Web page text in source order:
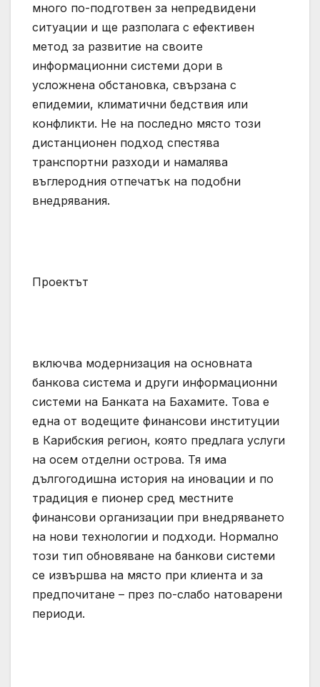
много по-подготвен за непредвидени
ситуации и ще разполага с ефективен
метод за развитие на своите
информационни системи дори в
усложнена обстановка, свързана с
епидемии, климатични бедствия или
конфликти. Не на последно място този
дистанционен подход спестява
транспортни разходи и намалява
въглеродния отпечатък на подобни
внедрявания.
Проектът
включва модернизация на основната
банкова система и други информационни
системи на Банката на Бахамите. Това е
една от водещите финансови институции
в Карибския регион, която предлага услуги
на осем отделни острова. Тя има
дългогодишна история на иновации и по
традиция е пионер сред местните
финансови организации при внедряването
на нови технологии и подходи. Нормално
този тип обновяване на банкови системи
се извършва на място при клиента и за
предпочитане – през по-слабо натоварени
периоди.